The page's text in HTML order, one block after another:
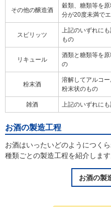
その他の醸造酒
穀類、糖類等を
分が20度未満で
スピリッツ
上記のいずれに
もの
リキュール
酒類と糖類等を
の
粉末酒
溶解してアルコ
粉末状のもの
雑酒 上記のいずれに
お酒の製造工程
お酒はいったいどのようにつく
種類ごとの製造工程を紹介します
お酒の製